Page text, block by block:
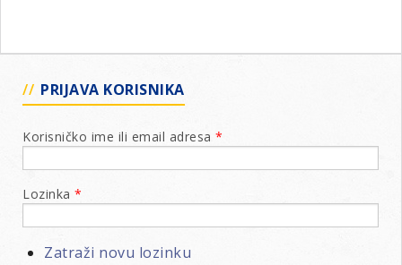
PRIJAVA KORISNIKA
Korisničko ime ili email adresa *
Lozinka *
Zatraži novu lozinku